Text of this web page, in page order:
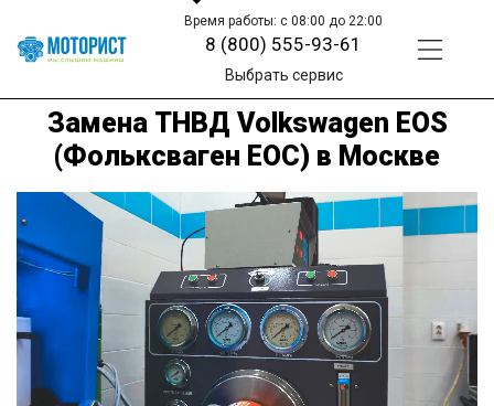
Время работы: с 08:00 до 22:00
8 (800) 555-93-61
Выбрать сервис
Замена ТНВД Volkswagen EOS
(Фольксваген ЕОС) в Москве